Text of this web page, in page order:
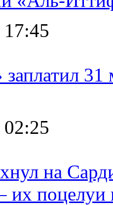
заплатил
на
их поцелуи